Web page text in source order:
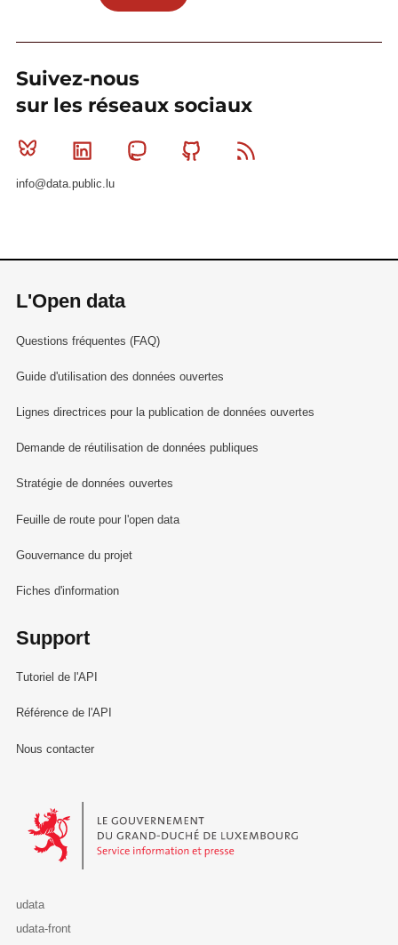
Suivez-nous
sur les réseaux sociaux
Bluesky Linkedin MastodonGithub
info@data.public.lu
L'Open data
Questions fréquentes (FAQ)
Guide d'utilisation des données ouvertes
Lignes directrices pour la publication de données ouvertes
Demande de réutilisation de données publiques
Stratégie de données ouvertes
Feuille de route pour l'open data
Gouvernance du projet
Fiches d'information
Support
Tutoriel de l'API
Référence de l'API
Nous contacter
Le Gouvernement du Grand-Duché de Luxembourg - Service
udata
udata-front